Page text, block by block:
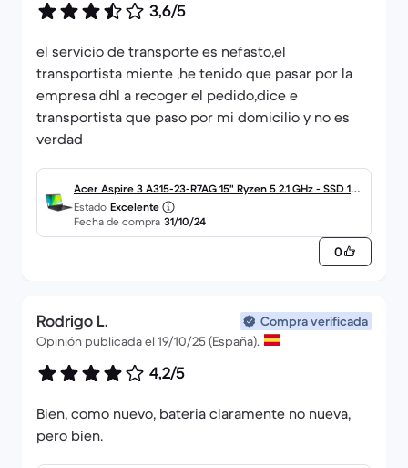
3,6/5
el servicio de transporte es nefasto,el
transportista miente ,he tenido que pasar por la
empresa dhl a recoger el pedido,dice e
transportista que paso por mi domicilio y no es
verdad
Acer Aspire 3 A315-23-R7AG 15" Ryzen 5 2.1 GHz - SSD 10
00 GB - 12GB - AZERTY - Francés
Estado Excelente
Fecha de compra 31/10/24
0
Rodrigo L.
Compra verificada
Opinión publicada el 19/10/25 (España).
4,2/5
Bien, como nuevo, bateria claramente no nueva,
pero bien.